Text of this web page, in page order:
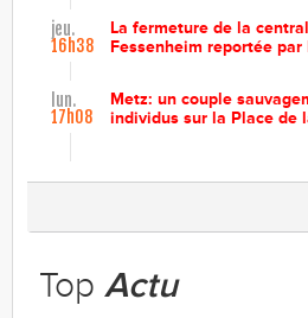
jeu.
16h38
La fermeture de la
Fessenheim reportée par
lun.
17h08
Metz: un couple
individus sur la Place de
Top Actu